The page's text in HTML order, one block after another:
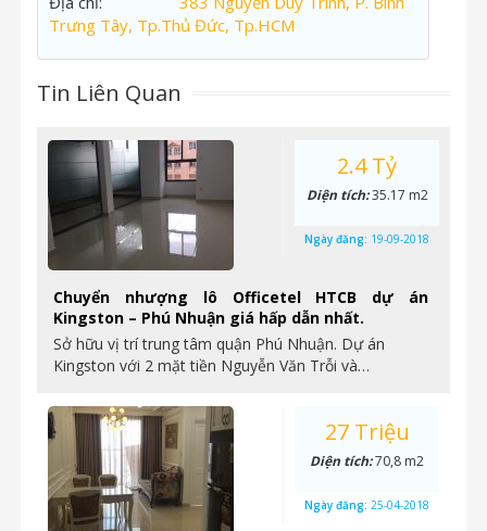
Trưng Tây, Tp.Thủ Đức, Tp.HCM
Tin Liên Quan
Chuyển nhượng lô Officetel HTCB dự án
Kingston – Phú Nhuận giá hấp dẫn nhất.
Sở hữu vị trí trung tâm quận Phú Nhuận. Dự án
Kingston với 2 mặt tiền Nguyễn Văn Trỗi và…
2.4 Tỷ
Diện tích:35.17 m2
Ngày đăng: 19-09-2018
27 Triệu
Diện tích:70,8 m2
Ngày đăng: 25-04-2018